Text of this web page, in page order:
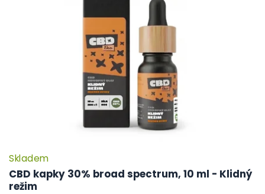
CBD kapky 30% broad spectrum, 10 ml - Klidný
režim
Skladem